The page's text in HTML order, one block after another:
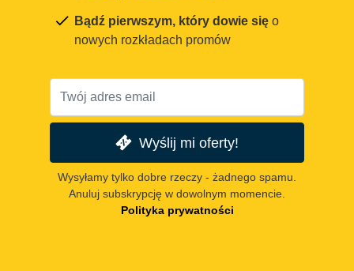
Bądź pierwszym, który dowie się o
nowych rozkładach promów
Wyślij mi oferty!
Wysyłamy tylko dobre rzeczy - żadnego spamu.
Anuluj subskrypcję w dowolnym momencie.
Polityka prywatności